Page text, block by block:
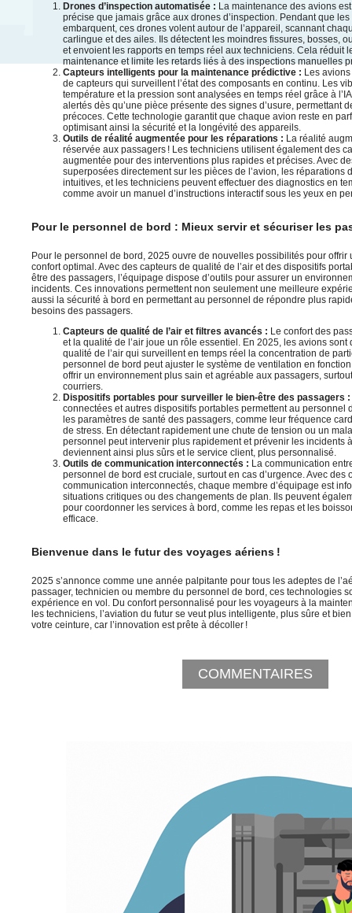
Drones d’inspection automatisée : La maintenance des avions
précise que jamais grâce aux drones d’inspection. Pendant que
embarquent, ces drones volent autour de l’appareil, scannant
carlingue et des ailes. Ils détectent les moindres fissures, bosses,
et envoient les rapports en temps réel aux techniciens. Cela réduit
maintenance et limite les retards liés à des inspections manuelles
Capteurs intelligents pour la maintenance prédictive : Les
de capteurs qui surveillent l’état des composants en continu. Les
température et la pression sont analysées en temps réel grâce à
alertés dès qu’une pièce présente des signes d’usure, permettant
précoces. Cette technologie garantit que chaque avion reste en
optimisant ainsi la sécurité et la longévité des appareils.
Outils de réalité augmentée pour les réparations : La réalité
réservée aux passagers ! Les techniciens utilisent également des
augmentée pour des interventions plus rapides et précises. Avec
superposées directement sur les pièces de l’avion, les réparations
intuitives, et les techniciens peuvent effectuer des diagnostics en
comme avoir un manuel d’instructions interactif sous les yeux en
Pour le personnel de bord : Mieux servir et sécuriser les
Pour le personnel de bord, 2025 ouvre de nouvelles possibilités pour offrir
confort optimal. Avec des capteurs de qualité de l’air et des dispositifs
être des passagers, l’équipage dispose d’outils pour assurer un
incidents. Ces innovations permettent non seulement une meilleure
aussi la sécurité à bord en permettant au personnel de répondre plus
besoins des passagers.
Capteurs de qualité de l’air et filtres avancés : Le confort des
et la qualité de l’air joue un rôle essentiel. En 2025, les avions sont
qualité de l’air qui surveillent en temps réel la concentration de
personnel de bord peut ajuster le système de ventilation en
offrir un environnement plus sain et agréable aux passagers,
courriers.
Dispositifs portables pour surveiller le bien-être des passagers :
connectées et autres dispositifs portables permettent au personnel
les paramètres de santé des passagers, comme leur fréquence
de stress. En détectant rapidement une chute de tension ou un
personnel peut intervenir plus rapidement et prévenir les incidents
deviennent ainsi plus sûrs et le service client, plus personnalisé.
Outils de communication interconnectés : La communication
personnel de bord est cruciale, surtout en cas d’urgence. Avec des
communication interconnectés, chaque membre d’équipage est
situations critiques ou des changements de plan. Ils peuvent
pour coordonner les services à bord, comme les repas et les
efficace.
Bienvenue dans le futur des voyages aériens !
2025 s’annonce comme une année palpitante pour tous les adeptes de
passager, technicien ou membre du personnel de bord, ces technologies
expérience en vol. Du confort personnalisé pour les voyageurs à la
les techniciens, l’aviation du futur se veut plus intelligente, plus sûre et
votre ceinture, car l’innovation est prête à décoller !
COMMENTAIRES